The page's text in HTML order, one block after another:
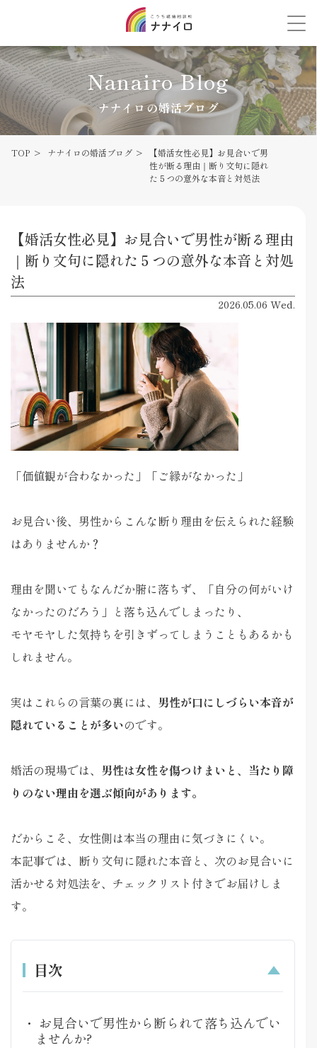
Nanairo Blog
ナナイロの婚活ブログ
TOP ナナイロの婚活ブログ
【婚活女性必見】お見合いで男
性が断る理由｜断り文句に隠れ
た５つの意外な本音と対処法
【婚活女性必見】お見合いで男性が断る理由
｜断り文句に隠れた５つの意外な本音と対処
法
2026.05.06 Wed.
「価値観が合わなかった」「ご縁がなかった」
お見合い後、男性からこんな断り理由を伝えられた経験
はありませんか？
理由を聞いてもなんだか腑に落ちず、「自分の何がいけ
なかったのだろう」と落ち込んでしまったり、
モヤモヤした気持ちを引きずってしまうこともあるかも
しれません。
実はこれらの言葉の裏には、 男性が口にしづらい本音が
隠れていることが多いのです。
婚活の現場では、 男性は女性を傷つけまいと、当たり障
りのない理由を選ぶ傾向があります。
だからこそ、女性側は本当の理由に気づきにくい。
本記事では、断り文句に隠れた本音と、次のお見合いに
活かせる対処法を、チェックリスト付きでお届けしま
す。
目次
お見合いで男性から断られて落ち込んでい
ませんか?